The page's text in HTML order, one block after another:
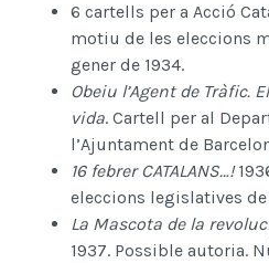
6 cartells per a Acció
motiu de les eleccions
gener de 1934.
Obeiu l’Agent de Tràfic.
vida. Cartell per al
l’Ajuntament de
16 febrer CATALANS…!
eleccions legislatives de
La Mascota de la
1937. Possible autoria.